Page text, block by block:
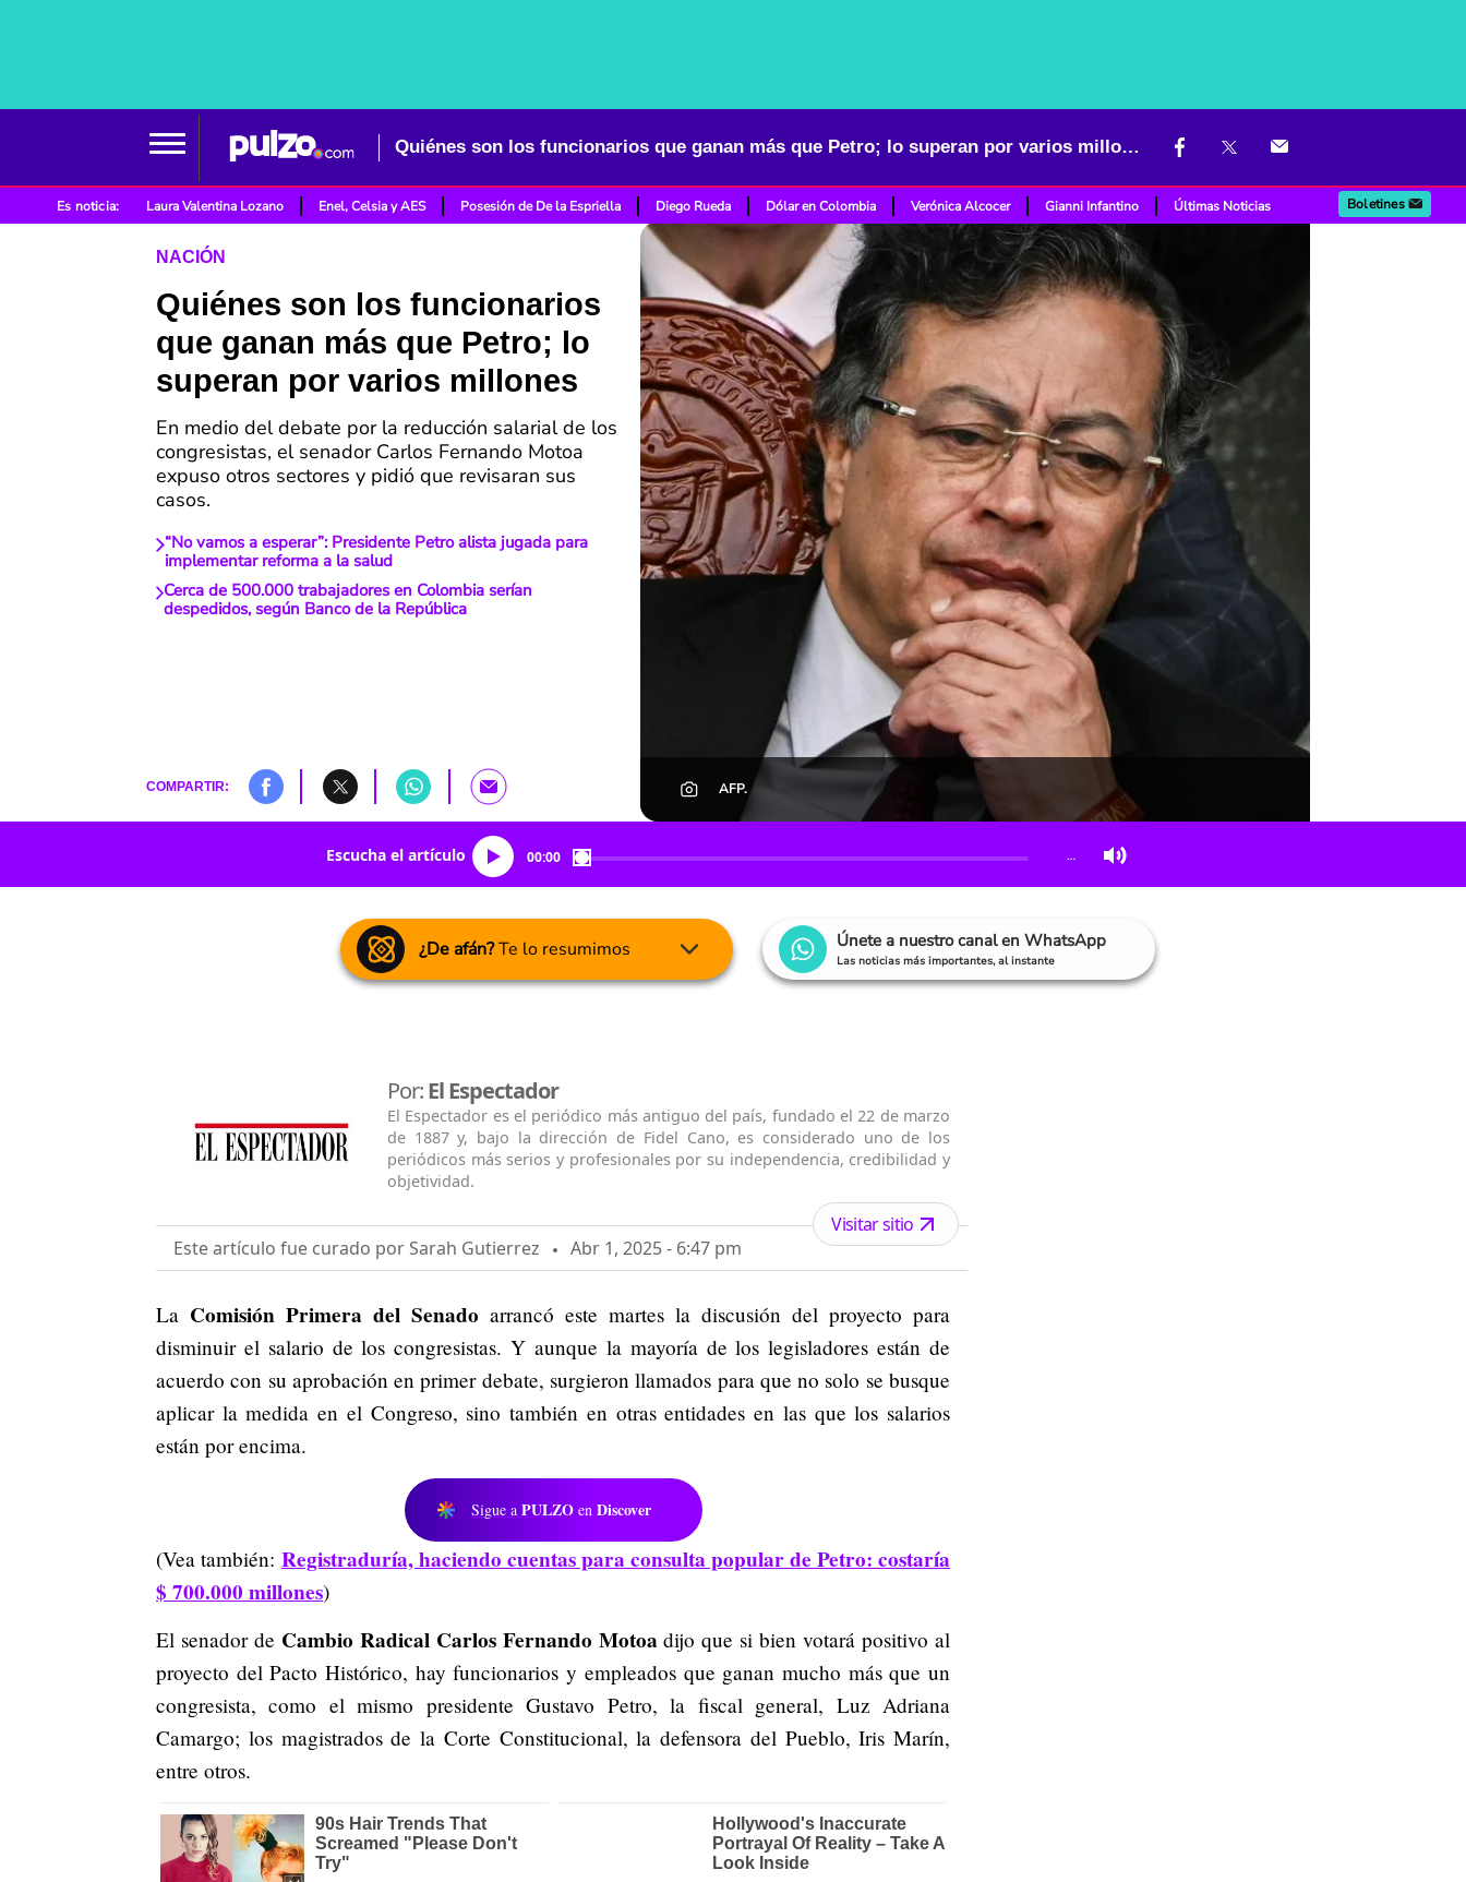
Quiénes son los funcionarios que ganan más que Petro; lo superan por varios millones
Es noticia: Laura Valentina Lozano Enel, Celsia y AES Posesión de De la Espriella Diego Rueda Dólar en Colombia Verónica Alcocer Gianni Infantino Últimas Noticias Boletines
NACIÓN
Quiénes son los funcionarios
que ganan más que Petro; lo
superan por varios millones
En medio del debate por la reducción salarial de los
congresistas, el senador Carlos Fernando Motoa
expuso otros sectores y pidió que revisaran sus
casos.
“No vamos a esperar”: Presidente Petro alista jugada para
implementar reforma a la salud
Cerca de 500.000 trabajadores en Colombia serían
despedidos, según Banco de la República
COMPARTIR: AFP.
Escucha el artículo 00:00 …
¿De afán?Te lo resumimos Únete a nuestro canal en WhatsApp
Las noticias más importantes, al instante
Por:El Espectador
El Espectador es el periódico más antiguo del país, fundado el 22 de marzo
de 1887 y, bajo la dirección de Fidel Cano, es considerado uno de los
periódicos más serios y profesionales por su independencia, credibilidad y
objetividad.
Este artículo fue curado por Sarah Gutierrez Abr 1, 2025 - 6:47 pm
Visitar sitio
La Comisión Primera del Senado arrancó este martes la discusión del proyecto para
disminuir el salario de los congresistas. Y aunque la mayoría de los legisladores están de
acuerdo con su aprobación en primer debate, surgieron llamados para que no solo se busque
aplicar la medida en el Congreso, sino también en otras entidades en las que los salarios
están por encima.
Sigue a PULZO en Discover
(Vea también: Registraduría, haciendo cuentas para consulta popular de Petro: costaría
$ 700.000 millones)
El senador de Cambio Radical Carlos Fernando Motoadijo que si bien votará positivo al
proyecto del Pacto Histórico, hay funcionarios y empleados que ganan mucho más que un
congresista, como el mismo presidente Gustavo Petro, la fiscal general, Luz Adriana
Camargo; los magistrados de la Corte Constitucional, la defensora del Pueblo, Iris Marín,
entre otros.